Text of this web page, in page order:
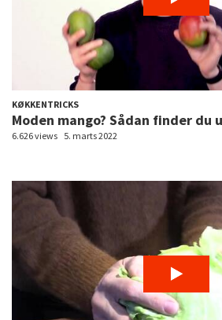
KØKKENTRICKS
Moden mango? Sådan finder du
6.626 views 5. marts 2022